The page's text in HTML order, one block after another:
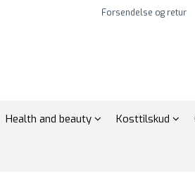
Forsendelse og retur
Health and beauty Kosttilskud